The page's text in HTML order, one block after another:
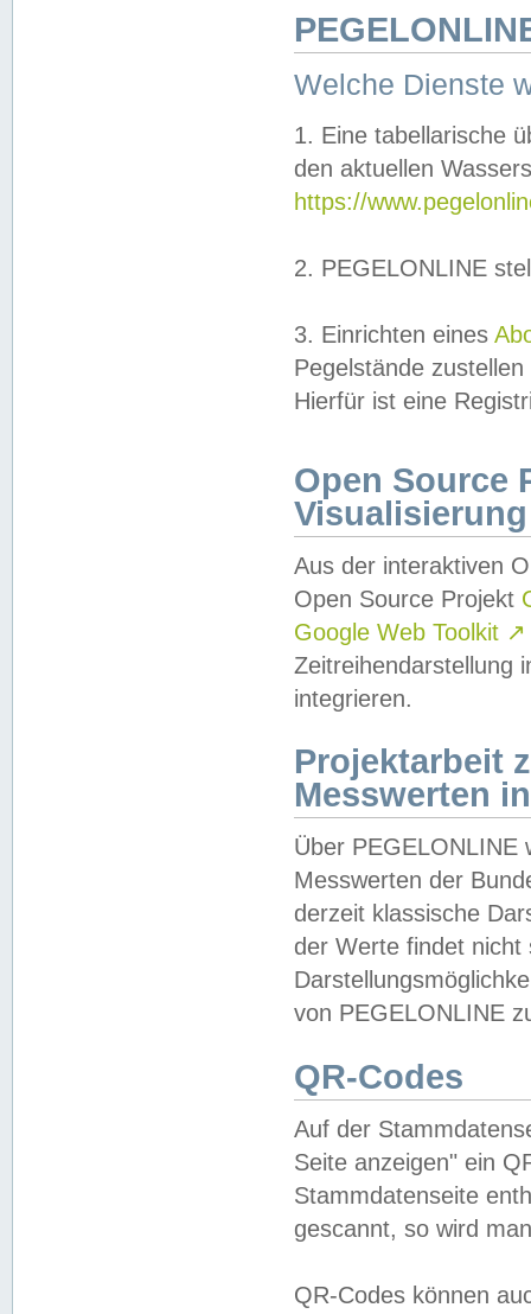
Welche Dienste
1. Eine tabellarische
den aktuellen
https://
2. PEGELONLINE
3. Einrichten eines
Pegelstände
Hierfür ist eine
Open Source
Visualisierung
Aus der interaktiven
Open Source Projekt
Google Web Toolkit ↗
Zeitreihendarstellung
integrieren.
Projektarbeit
Messwerten
Über PEGELONLINE
Messwerten der
derzeit klassische
der Werte findet
von PEGELONLINE
QR-Codes
Auf der
Seite anzeigen" ein
Stammdatenseite
gescannt, so wird
QR-Codes können